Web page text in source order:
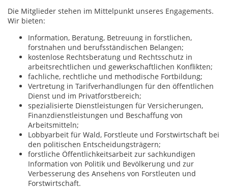
Die Mitglieder stehen im Mittelpunkt unseres Engagements.
Wir bieten:
Information, Beratung, Betreuung in forstlichen,
forstnahen und berufsständischen Belangen;
kostenlose Rechtsberatung und Rechtsschutz in
arbeitsrechtlichen und gewerkschaftlichen Konflikten;
fachliche, rechtliche und methodische Fortbildung;
Vertretung in Tarifverhandlungen für den öffentlichen
Dienst und im Privatforstbereich;
spezialisierte Dienstleistungen für Versicherungen,
Finanzdienstleistungen und Beschaffung von
Arbeitsmitteln;
Lobbyarbeit für Wald, Forstleute und Forstwirtschaft bei
den politischen Entscheidungsträgern;
forstliche Öffentlichkeitsarbeit zur sachkundigen
Information von Politik und Bevölkerung und zur
Verbesserung des Ansehens von Forstleuten und
Forstwirtschaft.